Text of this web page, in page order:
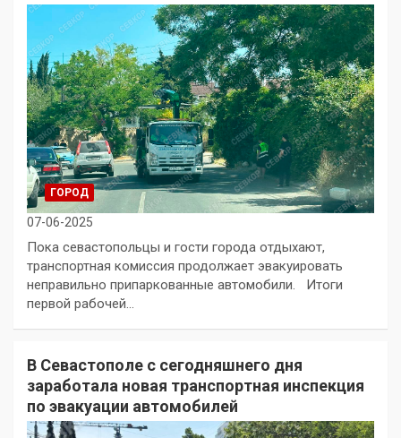
ГОРОД
07-06-2025
Пока севастопольцы и гости города отдыхают,
транспортная комиссия продолжает эвакуировать
неправильно припаркованные автомобили. Итоги
первой рабочей…
В Севастополе с сегодняшнего дня
заработала новая транспортная инспекция
по эвакуации автомобилей